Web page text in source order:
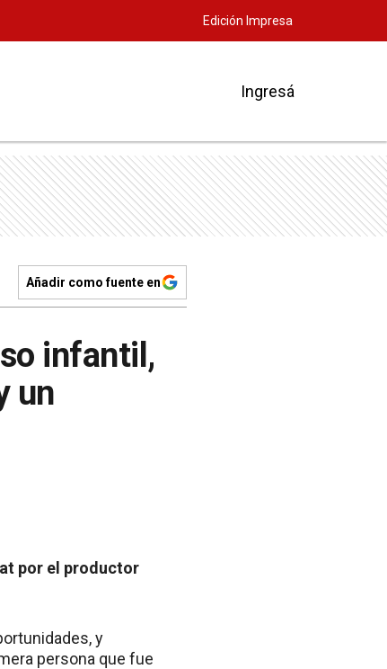
Edición Impresa
Ingresá
Añadir como fuente en
infantil,
un
por el productor
y
persona que fue